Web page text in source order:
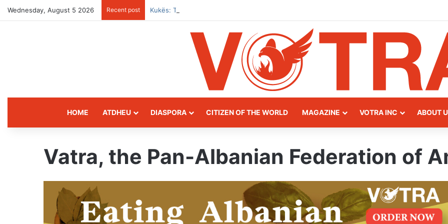
Wednesday, August 5 2026 Recent post Kukës: The Mountain Gateway of Northern Albania
HOME ATDHEU DIASPORA CITIZEN OF THE WORLD MAGAZINE VOTRA INC ABOUT
Vatra, the Pan-Albanian Federation of